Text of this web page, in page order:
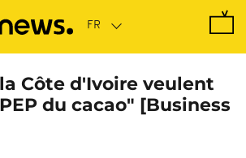
Côte d'Ivoire veulent
du cacao" [Business